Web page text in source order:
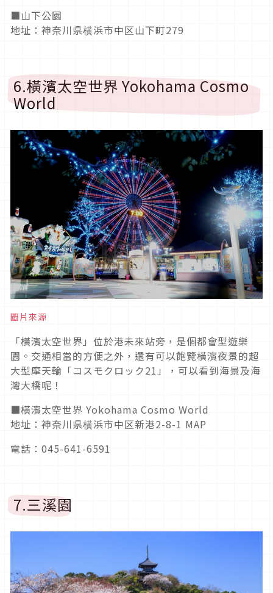
■山下公園
地址：神奈川県横浜市中区山下町279
6.橫濱太空世界 Yokohama Cosmo
World
圖片來源
「橫濱太空世界」位於港未來站旁，是個都會型遊樂
園。交通相當的方便之外，還有可以飽覽橫濱夜景的超
大型摩天輪「コスモクロック21」，可以看到海景及海
灣大橋呢！
■橫濱太空世界 Yokohama Cosmo World
地址：神奈川県横浜市中区新港2-8-1 MAP
電話：045-641-6591
7.三溪園